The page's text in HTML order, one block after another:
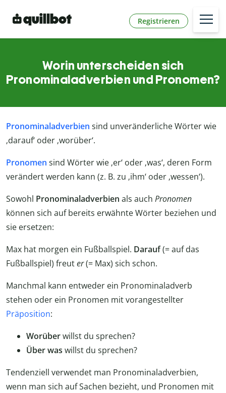
Registrieren
Worin unterscheiden sich
Pronominaladverbien und Pronomen?
Pronominaladverbien sind unveränderliche Wörter wie
‚darauf‘ oder ‚worüber‘.
Pronomen sind Wörter wie ‚er‘ oder ‚was‘, deren Form
verändert werden kann (z. B. zu ‚ihm‘ oder ‚wessen‘).
Sowohl Pronominaladverbien als auch Pronomen
können sich auf bereits erwähnte Wörter beziehen und
sie ersetzen:
Max hat morgen ein Fußballspiel. Darauf(= auf das
Fußballspiel) freuter(= Max) sich schon.
Manchmal kann entweder ein Pronominaladverb
stehen oder ein Pronomen mit vorangestellter
Präposition:
Worüberwillst du sprechen?
Über was willst du sprechen?
Tendenziell verwendet man Pronominaladverbien,
wenn man sich auf Sachen bezieht, und Pronomen mit